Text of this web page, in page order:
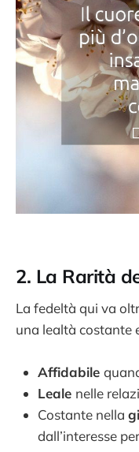
2. La Rarità
La fedeltà qui va
una lealtà costante
Affidabile
Leale nelle
Costante nella
dall’interesse